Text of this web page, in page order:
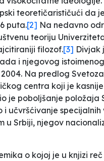
teoretičarističući da je
puta.[2] Na nedavno
teoriju
filozof.[3] Divjak
i njegovog
Na predlog
centra koji je
je poboljšanje položaja
i učvršćivanje
u Srbiji, njegov
o kojoj je u knjizi